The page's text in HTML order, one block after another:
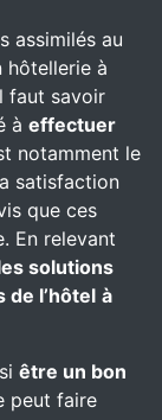
assimilés au
hôtellerie à
faut savoir
à effectuer
notamment le
satisfaction
que ces
En relevant
solutions
de l’hôtel à
être un bon
peut faire